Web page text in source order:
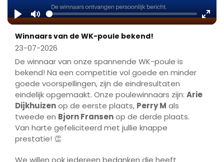
Play Mute
Winnaars van de WK-poule bekend!
23-07-2026
De winnaar van onze spannende WK-poule is
bekend! Na een competitie vol goede en minder
goede voorspellingen, zijn de eindresultaten
eindelijk opgemaakt. Onze poulewinnaars zijn: Arie
Dijkhuizenop de eerste plaats, Perry M als
tweede en Bjorn Fransenop de derde plaats.
Van harte gefeliciteerd met jullie knappe
prestatie! 👏
We willen ook iedereen bedanken die heeft